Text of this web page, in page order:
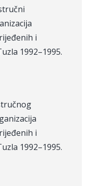
i
1992–1995.
i
1992–1995.